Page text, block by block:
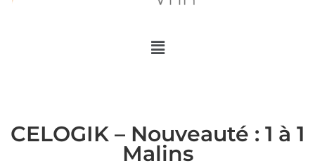
Menu
CELOGIK – Nouveauté : 1 à 1
Malins